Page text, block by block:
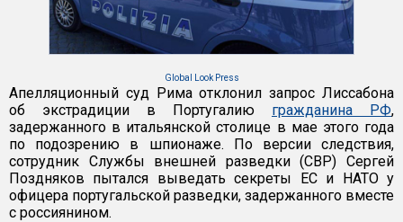
Global Look Press
Апелляционный суд Рима отклонил запрос Лиссабона
об экстрадиции в Португалию гражданина РФ,
задержанного в итальянской столице в мае этого года
по подозрению в шпионаже. По версии следствия,
сотрудник Службы внешней разведки (СВР) Сергей
Поздняков пытался выведать секреты ЕС и НАТО у
офицера португальской разведки, задержанного вместе
с россиянином.